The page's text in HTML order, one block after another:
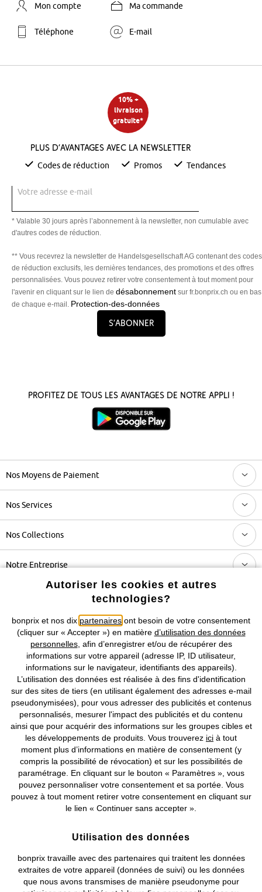
Mon compte Ma commande
Téléphone E-mail
10% +
livraison
gratuite*
Plus d’avantages avec la newsletter
Codes de réduction Promos Tendances
Votre adresse e-mail
* Valable 30 jours après l’abonnement à la newsletter, non cumulable avec
d'autres codes de réduction.
** Vous recevrez la newsletter de Handelsgesellschaft AG contenant des codes
de réduction exclusifs, les dernières tendances, des promotions et des offres
personnalisées. Vous pouvez retirer votre consentement à tout moment pour
l'avenir en cliquant sur le lien de désabonnement sur fr.bonprix.ch ou en bas
de chaque e-mail. Protection-des-données
S’abonner
Profitez de tous les avantages de notre appli !
Nos Moyens de Paiement
Nos Services
Nos Collections
Notre Entreprise
Retrouvez bonprix sur
Prix indiqués TVA comprise avec en sus frais de port & de service
CGV Données personnelles Paramètres des cookies
Mentions légales Résilier le contrat
©2026 bonprix.Tous droits réservés.
Deutsch Français
Autoriser les cookies et autres
technologies?
bonprix et nos dix partenaires ont besoin de votre consentement
(cliquer sur « Accepter ») en matière d’utilisation des données
personnelles, afin d’enregistrer et/ou de récupérer des
informations sur votre appareil (adresse IP, ID utilisateur,
informations sur le navigateur, identifiants des appareils).
L’utilisation des données est réalisée à des fins d'identification
sur des sites de tiers (en utilisant également des adresses e-mail
pseudonymisées), pour vous adresser des publicités et contenus
personnalisés, mesurer l'impact des publicités et du contenu
ainsi que pour acquérir des informations sur les groupes cibles et
les développements de produits. Vous trouverez ici à tout
moment plus d’informations en matière de consentement (y
compris la possibilité de révocation) et sur les possibilités de
paramétrage. En cliquant sur le bouton « Paramètres », vous
pouvez personnaliser votre consentement et sa portée. Vous
pouvez à tout moment retirer votre consentement en cliquant sur
le lien « Continuer sans accepter ».
Utilisation des données
bonprix travaille avec des partenaires qui traitent les données
extraites de votre appareil (données de suivi) ou les données
que nous avons transmises de manière pseudonyme pour